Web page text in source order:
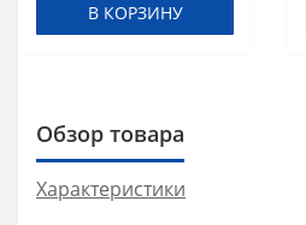
В КОРЗИНУ
Обзор товара
Характеристики